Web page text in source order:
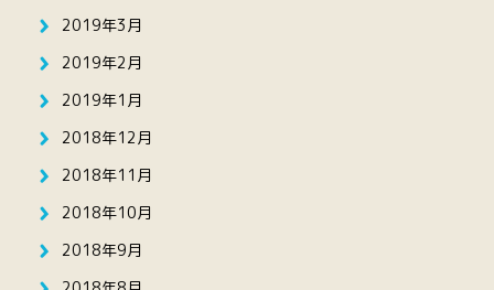
2019年3月
2019年2月
2019年1月
2018年12月
2018年11月
2018年10月
2018年9月